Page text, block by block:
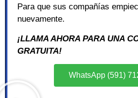
Para que sus compañías
nuevamente.
¡LLAMA AHORA PARA UNA
GRATUITA!
WhatsApp (591)